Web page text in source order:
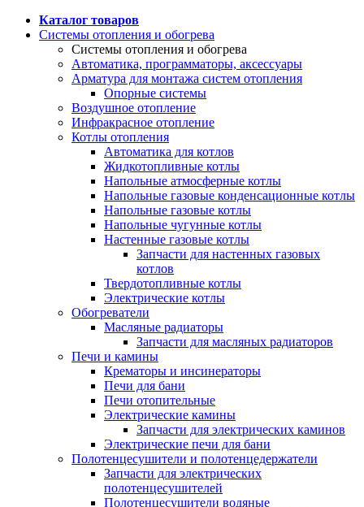
Каталог товаров
Системы отопления и обогрева
Системы отопления и обогрева
Автоматика, программаторы, аксессуары
Арматура для монтажа систем отопления
Опорные системы
Воздушное отопление
Инфракрасное отопление
Котлы отопления
Автоматика для котлов
Жидкотопливные котлы
Напольные атмосферные котлы
Напольные газовые конденсационные котлы
Напольные газовые котлы
Напольные чугунные котлы
Настенные газовые котлы
Запчасти для настенных газовых
котлов
Твердотопливные котлы
Электрические котлы
Обогреватели
Масляные радиаторы
Запчасти для масляных радиаторов
Печи и камины
Крематоры и инсинераторы
Печи для бани
Печи отопительные
Электрические камины
Запчасти для электрических каминов
Электрические печи для бани
Полотенцесушители и полотенцедержатели
Запчасти для электрических
полотенцесушителей
Полотенцесушители водяные